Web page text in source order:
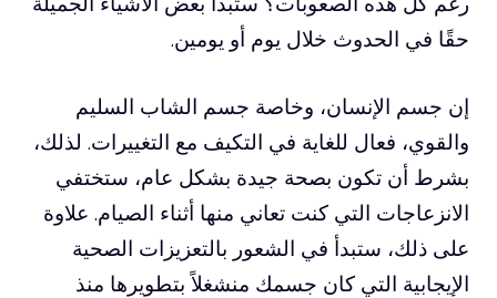
حقًا في الحدوث خلال يوم أو يومين.
إن جسم الإنسان، وخاصة جسم الشاب السليم
والقوي، فعال للغاية في التكيف مع التغييرات. لذلك،
بشرط أن تكون بصحة جيدة بشكل عام، ستختفي
الانزعاجات التي كنت تعاني منها أثناء الصيام. علاوة
على ذلك، ستبدأ في الشعور بالتعزيزات الصحية
الإيجابية التي كان جسمك منشغلاً بتطويرها منذ